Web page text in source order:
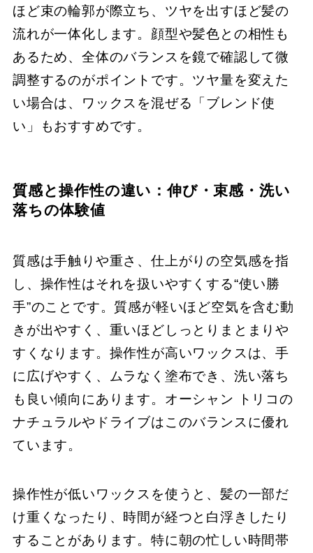
ほど束の輪郭が際立ち、ツヤを出すほど髪の
流れが一体化します。顔型や髪色との相性も
あるため、全体のバランスを鏡で確認して微
調整するのがポイントです。ツヤ量を変えた
い場合は、ワックスを混ぜる「ブレンド使
い」もおすすめです。
質感と操作性の違い：伸び・束感・洗い
落ちの体験値
質感は手触りや重さ、仕上がりの空気感を指
し、操作性はそれを扱いやすくする“使い勝
手”のことです。質感が軽いほど空気を含む動
きが出やすく、重いほどしっとりまとまりや
すくなります。操作性が高いワックスは、手
に広げやすく、ムラなく塗布でき、洗い落ち
も良い傾向にあります。オーシャン トリコの
ナチュラルやドライブはこのバランスに優れ
ています。
操作性が低いワックスを使うと、髪の一部だ
け重くなったり、時間が経つと白浮きしたり
することがあります。特に朝の忙しい時間帯